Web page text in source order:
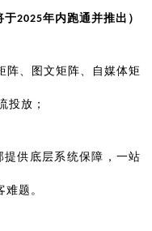
于2025年内跑通并推出）
阵、图文矩阵、自媒体矩
投放；
供底层系统保障，一站
题。